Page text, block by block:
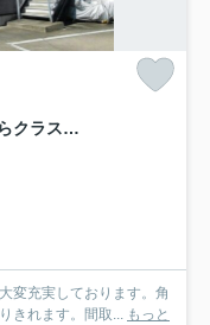
フィールドハウス 刈谷市の賃貸ならクラスホーム刈谷店
変充実しております。角
きれます。間取...
もっと